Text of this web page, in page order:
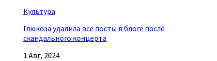
Культура
Глюкоза удалила все посты в блоге после
скандального концерта
1 Авг, 2024